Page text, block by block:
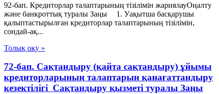
92-бап. Кредиторлар талаптарының тізілімін жариялауОңалту
және банкроттық туралы Заңы 1. Уақытша басқарушы
қалыптастырылған кредиторлар талаптарының тізілімін,
сондай-ақ...
Толық оқу »
72-бап. Сақтандыру (қайта сақтандыру) ұйымы
кредиторларының талаптарын қанағаттандыру
кезектiлiгi Сақтандыру қызметі туралы Заңы